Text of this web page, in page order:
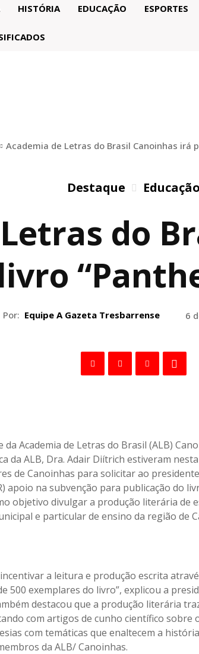
HISTÓRIA EDUCAÇÃO ESPORTES
Academia de Letras do Brasil Canoinhas irá
Destaque Educação
do
Por: Equipe A Gazeta Tresbarrense 6
da Academia de Letras do Brasil (ALB)
da ALB, Dra. Adair Diítrich estiveram
de Canoinhas para solicitar ao
apoio na subvenção para publicação do
objetivo divulgar a produção literária de
e particular de ensino da região de
a leitura e produção escrita
500 exemplares do livro”, explicou a
destacou que a produção literária
com artigos de cunho científico sobre
com temáticas que enaltecem a
da ALB/ Canoinhas.